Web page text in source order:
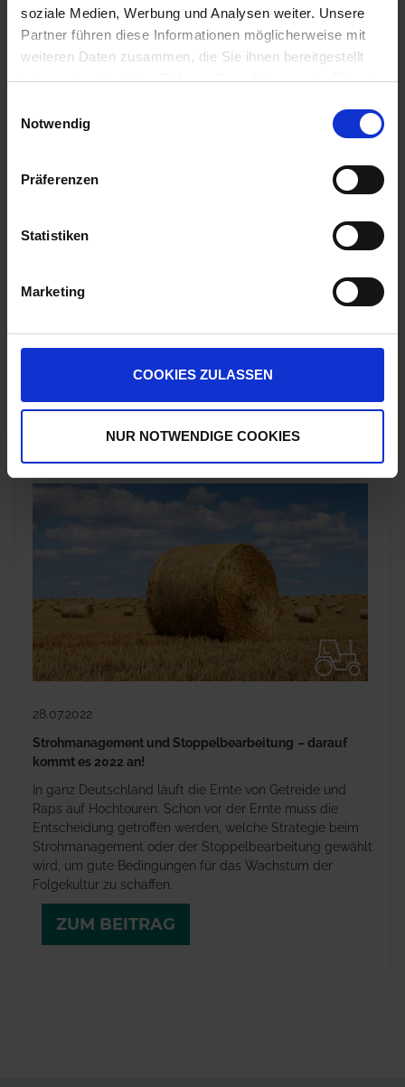
soziale Medien, Werbung und Analysen weiter. Unsere
Partner führen diese Informationen möglicherweise mit
weiteren Daten zusammen, die Sie ihnen bereitgestellt
haben oder die sie im Rahmen Ihrer Nutzung der Dienste
Notwendig
Präferenzen
Statistiken
Marketing
COOKIES ZULASSEN
NUR NOTWENDIGE COOKIES
Auf Lager
Lieferung voraussichtlichab Dienstag, 11. August 2026
Menge
QTY_CONTROL_DECREASE
IN DEN WARENKORB
ZUR VERGLEICHSLISTE HINZUFÜGEN
Herstellerinformationen (GPSR)
Wilhelm Fricke SE
info@granit-parts.com
28.07.2022
Strohmanagement und Stoppelbearbeitung – darauf
kommt es 2022 an!
In ganz Deutschland läuft die Ernte von Getreide und
Raps auf Hochtouren. Schon vor der Ernte muss die
Entscheidung getroffen werden, welche Strategie beim
Strohmanagement oder der Stoppelbearbeitung gewählt
wird, um gute Bedingungen für das Wachstum der
Folgekultur zu schaffen.
ZUM BEITRAG